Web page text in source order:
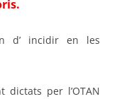
.
d’ incidir en les
dictats per l’OTAN